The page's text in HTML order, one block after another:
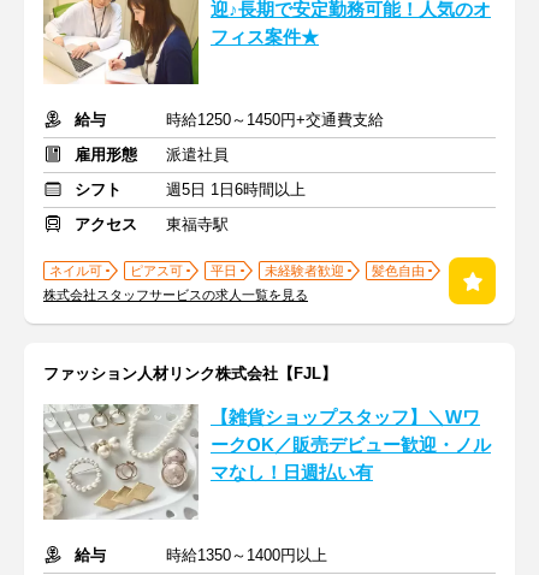
迎♪長期で安定勤務可能！人気のオ
フィス案件★
給与
時給1250～1450円+交通費支給
雇用形態
派遣社員
シフト
週5日 1日6時間以上
アクセス
東福寺駅
ネイル可 ピアス可 平日 未経験者歓迎
髪色自由
株式会社スタッフサービスの求人一覧を見る
ファッション人材リンク株式会社【FJL】
【雑貨ショップスタッフ】＼Wワ
ークOK／販売デビュー歓迎・ノル
マなし！日週払い有
給与
時給1350～1400円以上